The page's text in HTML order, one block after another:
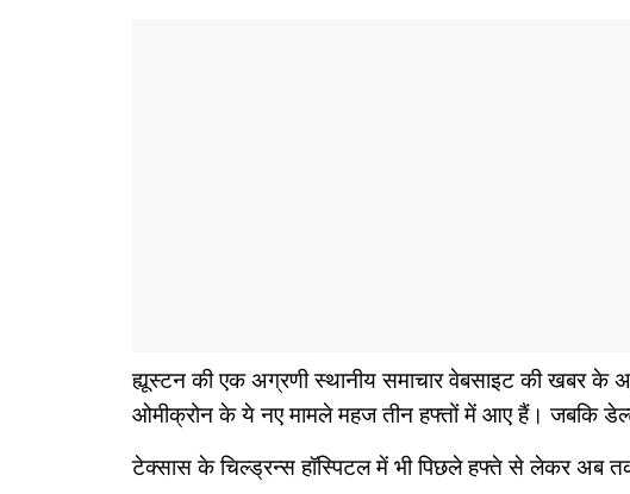
ह्यूस्टन की एक अग्रणी स्थानीय समाचार वेबसाइट की खबर के
ओमीक्रोन के ये नए मामले महज तीन हफ्तों में आए हैं। जबकि
टेक्सास के चिल्ड्रन्स हॉस्पिटल में भी पिछले हफ्ते से लेकर अब तक